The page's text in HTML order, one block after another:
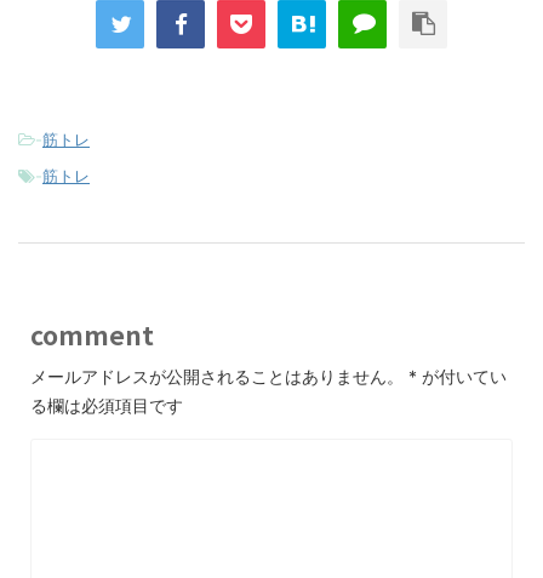
-筋トレ
-筋トレ
comment
メールアドレスが公開されることはありません。 * が付いてい
る欄は必須項目です